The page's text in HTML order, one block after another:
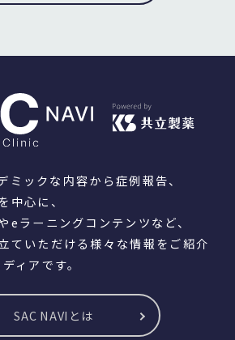
ックな内容から症例報告、
中心に、
eラーニングコンテンツなど、
ていただける様々な情報をご紹介
ィアです。
SAC NAVIとは